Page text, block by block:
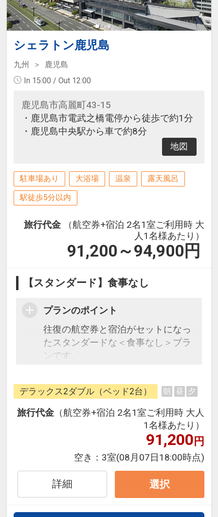
シェラトン鹿児島
九州
鹿児島
In 15:00 / Out 12:00
鹿児島市高麗町43-15
・鹿児島市電武之橋電停から徒歩で約1分
・鹿児島中央駅から車で約8分
地図
駐車場あり 大浴場 温泉 露天風呂
駅徒歩5分以内
旅行代金
（航空券+宿泊 2名1室ご利用時 大
人1名様あたり）
91,200～94,900 円
【スタンダード】食事なし
プランのポイント
往復の航空券と宿泊がセットになっ
たスタンダードな＜食事なし＞プラ
ンです。
できるダイナミックパッケージだか
ら、一都市滞在はもちろん周遊旅行
にも最適！
旅行期間中の1泊だけの宿泊や延
泊・飛び泊なども自由自在です。
フライトは、安心のJAL（または
JALグループ）確約！フライトマイ
ル50%貯まります。
オプションでレンタカーや現地交
通・体験プランなどの追加（同時予
約）が可能なプランもございます。
デラックス2ダブル（ベッド2台） 朝 昼 夕
旅行代金 （航空券+宿泊 2名1室ご利用時 大人
1名様あたり）
91,200円
空き： 3室(08月07日18:00時点)
詳細 選択